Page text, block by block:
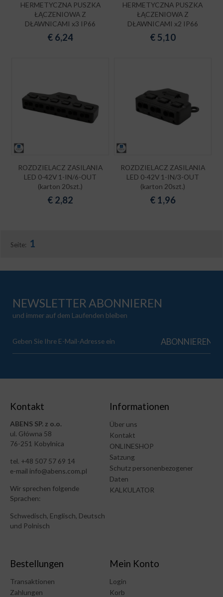
HERMETYCZNA PUSZKA
ŁĄCZENIOWA Z
DŁAWNICAMI x3 IP66
€ 6,24
HERMETYCZNA PUSZKA
ŁĄCZENIOWA Z
DŁAWNICAMI x2 IP66
€5,10
ROZDZIELACZ ZASILANIA
LED 0-42V 1-IN/6-OUT
(karton 20szt.)
€ 2,82
ROZDZIELACZ ZASILANIA
LED 0-42V 1-IN/3-OUT
(karton 20szt.)
€ 1,96
Seite: 1
NEWSLETTER ABONNIEREN
und immer auf dem Laufenden bleiben
Kontakt
ABENS SP. z o.o.
ul. Główna 58
76-251 Kobylnica
tel. +48 507 57 69 14
e-mail info@abens.com.pl
Wir sprechen folgende
Sprachen:
Schwedisch, Englisch, Deutsch
und Polnisch
Informationen
Über uns
Kontakt
ONLINESHOP
Satzung
Schutz personenbezogener
Daten
KALKULATOR
Bestellungen
Transaktionen
Zahlungen
Mein Konto
Login
Korb